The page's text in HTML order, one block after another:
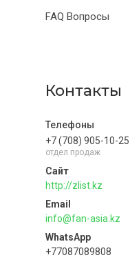
FAQ Вопросы
Контакты
+7 (708) 905-10-25
отдел продаж
http://zlist.kz
info@fan-asia.kz
+77087089808